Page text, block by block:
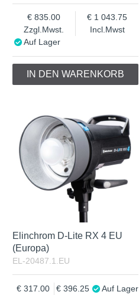
Zzgl.Mwst.
835.00
Incl.Mwst
1 043.75
Auf Lager
IN DEN WARENKORB
Elinchrom D-Lite RX 4 EU
(Europa)
EL-20487.1.EU
317.00
396.25 Auf Lager